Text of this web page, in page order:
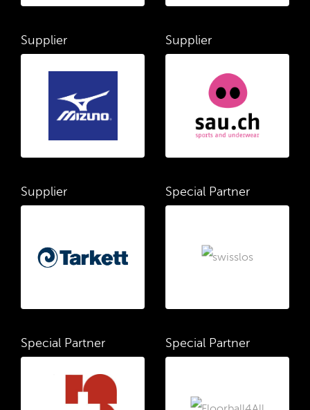
Supplier Supplier
Supplier Special Partner
Special Partner Special Partner